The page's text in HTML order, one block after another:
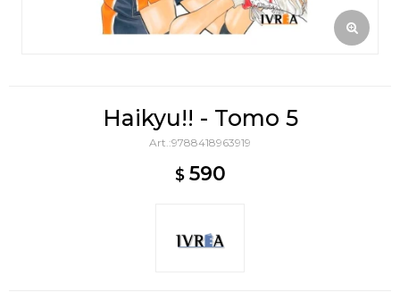
Haikyu!! - Tomo 5
9788418963919
$ 590